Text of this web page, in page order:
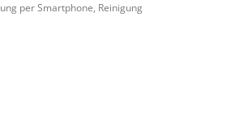
per Smartphone, Reinigung